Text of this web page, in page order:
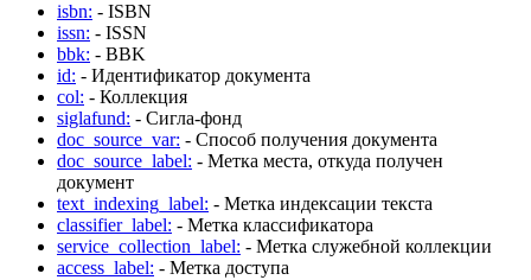
isbn: - ISBN
issn: - ISSN
bbk: - BBK
id: - Идентификатор документа
col: - Коллекция
siglafund: - Сигла-фонд
doc_source_var: - Способ получения документа
doc_source_label: - Метка места, откуда получен
документ
text_indexing_label: - Метка индексации текста
classifier_label: - Метка классификатора
service_collection_label: - Метка служебной коллекции
access_label: - Метка доступа